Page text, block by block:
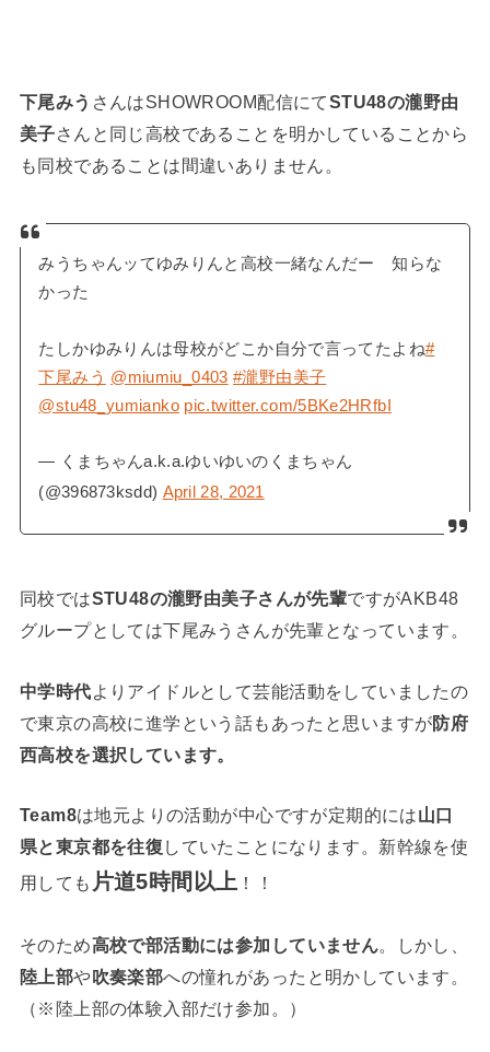
下尾みう さんはSHOWROOM配信にてSTU48の瀧野由
美子さんと同じ高校であることを明かしていることから
も同校であることは間違いありません。
みうちゃんッてゆみりんと高校一緒なんだー 知らな
かった
たしかゆみりんは母校がどこか自分で言ってたよね#
下尾みう @miumiu_0403 #瀧野由美子
@stu48_yumianko pic.twitter.com/5BKe2HRfbI
— くまちゃんa.k.a.ゆいゆいのくまちゃん
(@396873ksdd) April 28, 2021
同校ではSTU48の瀧野由美子さんが先輩ですがAKB48
グループとしては下尾みうさんが先輩となっています。
中学時代 よりアイドルとして芸能活動をしていましたの
で東京の高校に進学という話もあったと思いますが防府
西高校を選択しています。
Team8は地元よりの活動が中心ですが定期的には山口
県と東京都を往復 していたことになります。新幹線を使
用しても 片道5時間以上 ！！
そのため高校で部活動には参加していません。しかし、
陸上部や吹奏楽部への憧れがあったと明かしています。
（※陸上部の体験入部だけ参加。）